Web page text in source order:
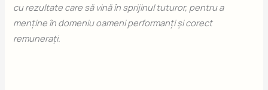
cu rezultate care să vină în sprijinul tuturor, pentru a
menține în domeniu oameni performanți și corect
remunerați.